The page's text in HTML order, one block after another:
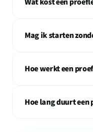
Mag ik starten
Hoe werkt een
Hoe lang duurt een